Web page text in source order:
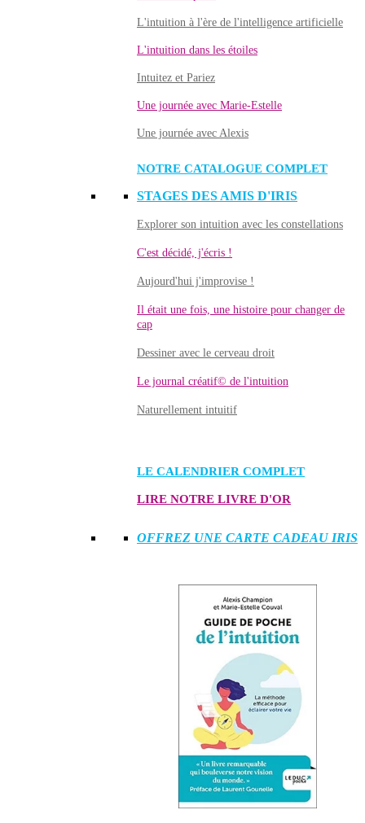
L'intuition à l'ère de l'intelligence artificielle
L'intuition dans les étoiles
Intuitez et Pariez
Une journée avec Marie-Estelle
Une journée avec Alexis
NOTRE CATALOGUE COMPLET
STAGES DES AMIS D'IRIS
Explorer son intuition avec les constellations
C'est décidé, j'écris !
Aujourd'hui j'improvise !
Il était une fois, une histoire pour changer de
cap
Dessiner avec le cerveau droit
Le journal créatif© de l'intuition
Naturellement intuitif
LE CALENDRIER COMPLET
LIRE NOTRE LIVRE D'OR
OFFREZ UNE CARTE CADEAU IRIS